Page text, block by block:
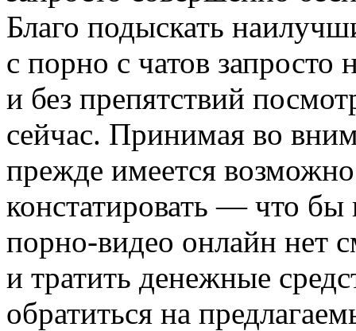
Благо подыскать
с порно с чатов запросто
и без препятствий
сейчас. Принимая во
прежде имеется
констатировать — что бы
порно-видео онлайн нет
и тратить денежные
обратиться на